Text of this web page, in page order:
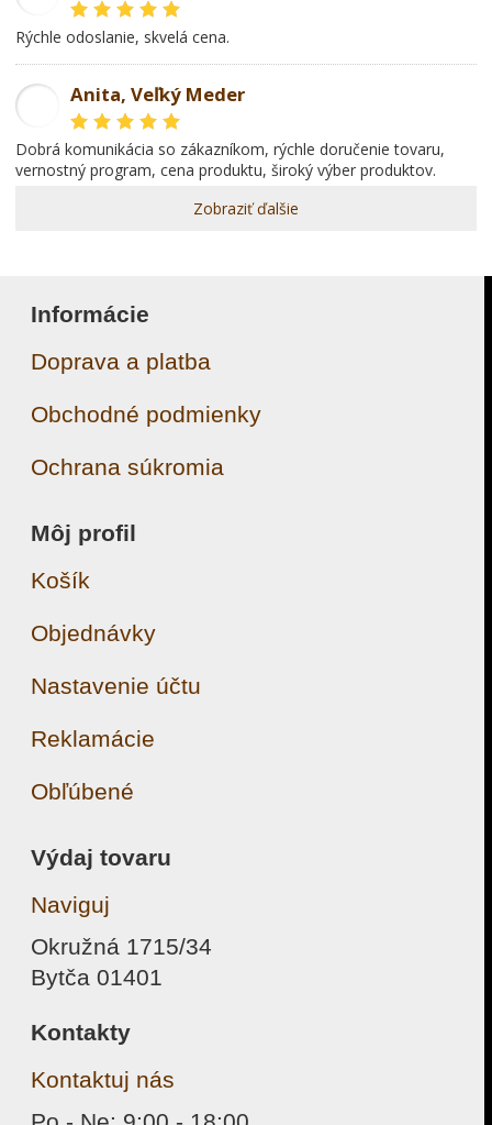
rýchle odoslanie, skvelá cena.
Anita, Veľký Meder
dobrá komunikácia so zákazníkom, rýchle doručenie tovaru,
vernostný program, cena produktu, široký výber produktov.
Zobraziť ďalšie
Informácie
Doprava a platba
Obchodné podmienky
Ochrana súkromia
Môj profil
Košík
Objednávky
Nastavenie účtu
Reklamácie
Obľúbené
Výdaj tovaru
Naviguj
Okružná 1715/34
Bytča 01401
Kontakty
Kontaktuj nás